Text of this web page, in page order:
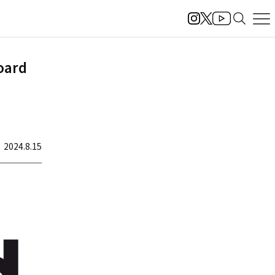
2024.8.15